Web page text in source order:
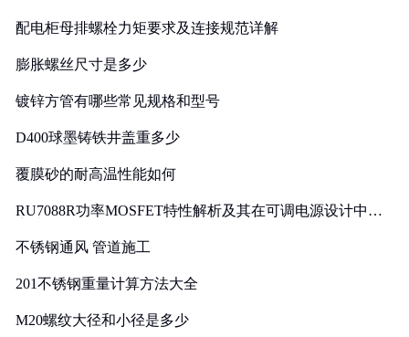
配电柜母排螺栓力矩要求及连接规范详解
膨胀螺丝尺寸是多少
镀锌方管有哪些常见规格和型号
D400球墨铸铁井盖重多少
覆膜砂的耐高温性能如何
RU7088R功率MOSFET特性解析及其在可调电源设计中的
不锈钢通风 管道施工
201不锈钢重量计算方法大全
M20螺纹大径和小径是多少